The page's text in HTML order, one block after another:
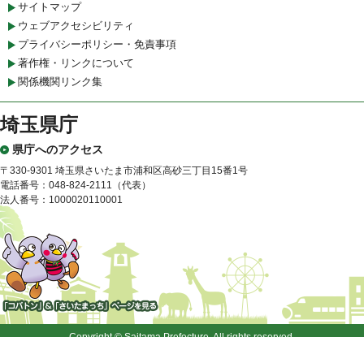
サイトマップ
ウェブアクセシビリティ
プライバシーポリシー・免責事項
著作権・リンクについて
関係機関リンク集
埼玉県庁
県庁へのアクセス
〒330-9301 埼玉県さいたま市浦和区高砂三丁目15番1号
電話番号：048-824-2111（代表）
法人番号：1000020110001
「コバトン」&「さいたまっ